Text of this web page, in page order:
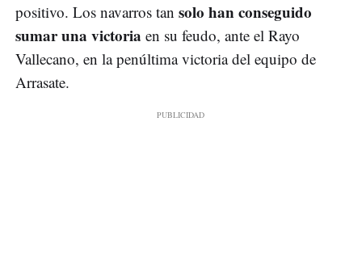
positivo. Los navarros tan solo han conseguido
sumar una victoria en su feudo, ante el Rayo
Vallecano, en la penúltima victoria del equipo de
Arrasate.